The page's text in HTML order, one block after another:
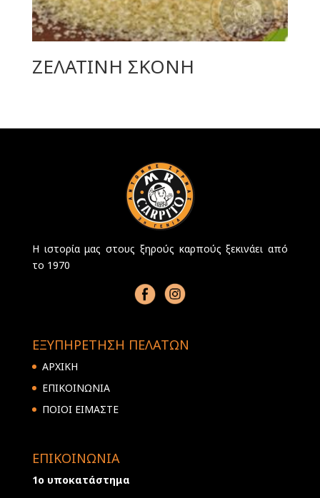
ΖΕΛΑΤΙΝΗ ΣΚΟΝΗ
Η ιστορία μας στους ξηρούς καρπούς ξεκινάει από
το 1970
ΕΞΥΠΗΡΕΤΗΣΗ ΠΕΛΑΤΩΝ
ΑΡΧΙΚΗ
ΕΠΙΚΟΙΝΩΝΙΑ
ΠΟΙΟΙ ΕΙΜΑΣΤΕ
ΕΠΙΚΟΙΝΩΝΙΑ
1ο υποκατάστημα